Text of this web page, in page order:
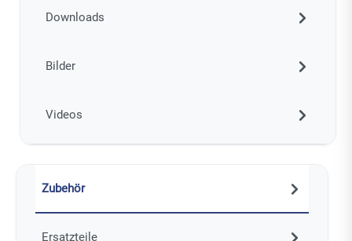
Downloads
Bilder
Videos
Zubehör
Ersatzteile